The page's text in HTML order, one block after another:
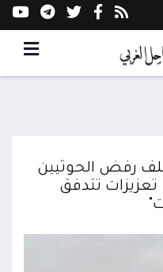
رفض الحوثيين
تتدفق